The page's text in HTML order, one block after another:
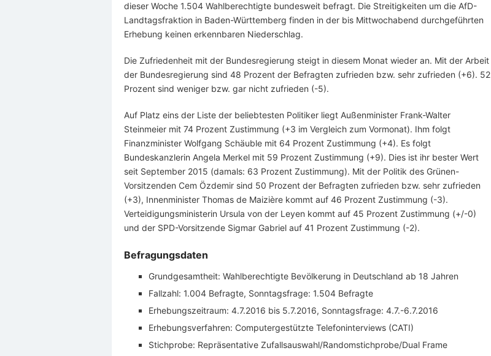
dieser Woche 1.504 Wahlberechtigte bundesweit befragt. Die Streitigkeiten um die AfD-
Landtagsfraktion in Baden-Württemberg finden in der bis Mittwochabend durchgeführten
Erhebung keinen erkennbaren Niederschlag.
Die Zufriedenheit mit der Bundesregierung steigt in diesem Monat wieder an. Mit der Arbeit
der Bundesregierung sind 48 Prozent der Befragten zufrieden bzw. sehr zufrieden (+6). 52
Prozent sind weniger bzw. gar nicht zufrieden (-5).
Auf Platz eins der Liste der beliebtesten Politiker liegt Außenminister Frank-Walter
Steinmeier mit 74 Prozent Zustimmung (+3 im Vergleich zum Vormonat). Ihm folgt
Finanzminister Wolfgang Schäuble mit 64 Prozent Zustimmung (+4). Es folgt
Bundeskanzlerin Angela Merkel mit 59 Prozent Zustimmung (+9). Dies ist ihr bester Wert
seit September 2015 (damals: 63 Prozent Zustimmung). Mit der Politik des Grünen-
Vorsitzenden Cem Özdemir sind 50 Prozent der Befragten zufrieden bzw. sehr zufrieden
(+3), Innenminister Thomas de Maizière kommt auf 46 Prozent Zustimmung (-3).
Verteidigungsministerin Ursula von der Leyen kommt auf 45 Prozent Zustimmung (+/-0)
und der SPD-Vorsitzende Sigmar Gabriel auf 41 Prozent Zustimmung (-2).
Befragungsdaten
Grundgesamtheit: Wahlberechtigte Bevölkerung in Deutschland ab 18 Jahren
Fallzahl: 1.004 Befragte, Sonntagsfrage: 1.504 Befragte
Erhebungszeitraum: 4.7.2016 bis 5.7.2016, Sonntagsfrage: 4.7.-6.7.2016
Erhebungsverfahren: Computergestützte Telefoninterviews (CATI)
Stichprobe: Repräsentative Zufallsauswahl/Randomstichprobe/Dual Frame